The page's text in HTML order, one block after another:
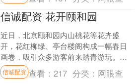
新书....
信诚配资 花开颐和园
近日，北京颐和园内山桃花等花卉盛
开，花红柳绿、亭台楼阁构成一幅春日
画卷，吸引众多游客前来踏青游玩。
↑2026年3月22日在北京颐和园西堤拍摄
的春景。CICPH....
信诚配资 查看：217 分类： 网眼查